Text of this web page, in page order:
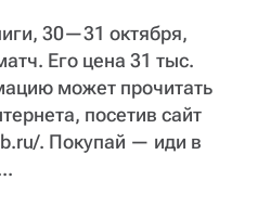
30—31 октября,
Его цена 31 тыс.
может прочитать
посетив сайт
. Покупай — иди в